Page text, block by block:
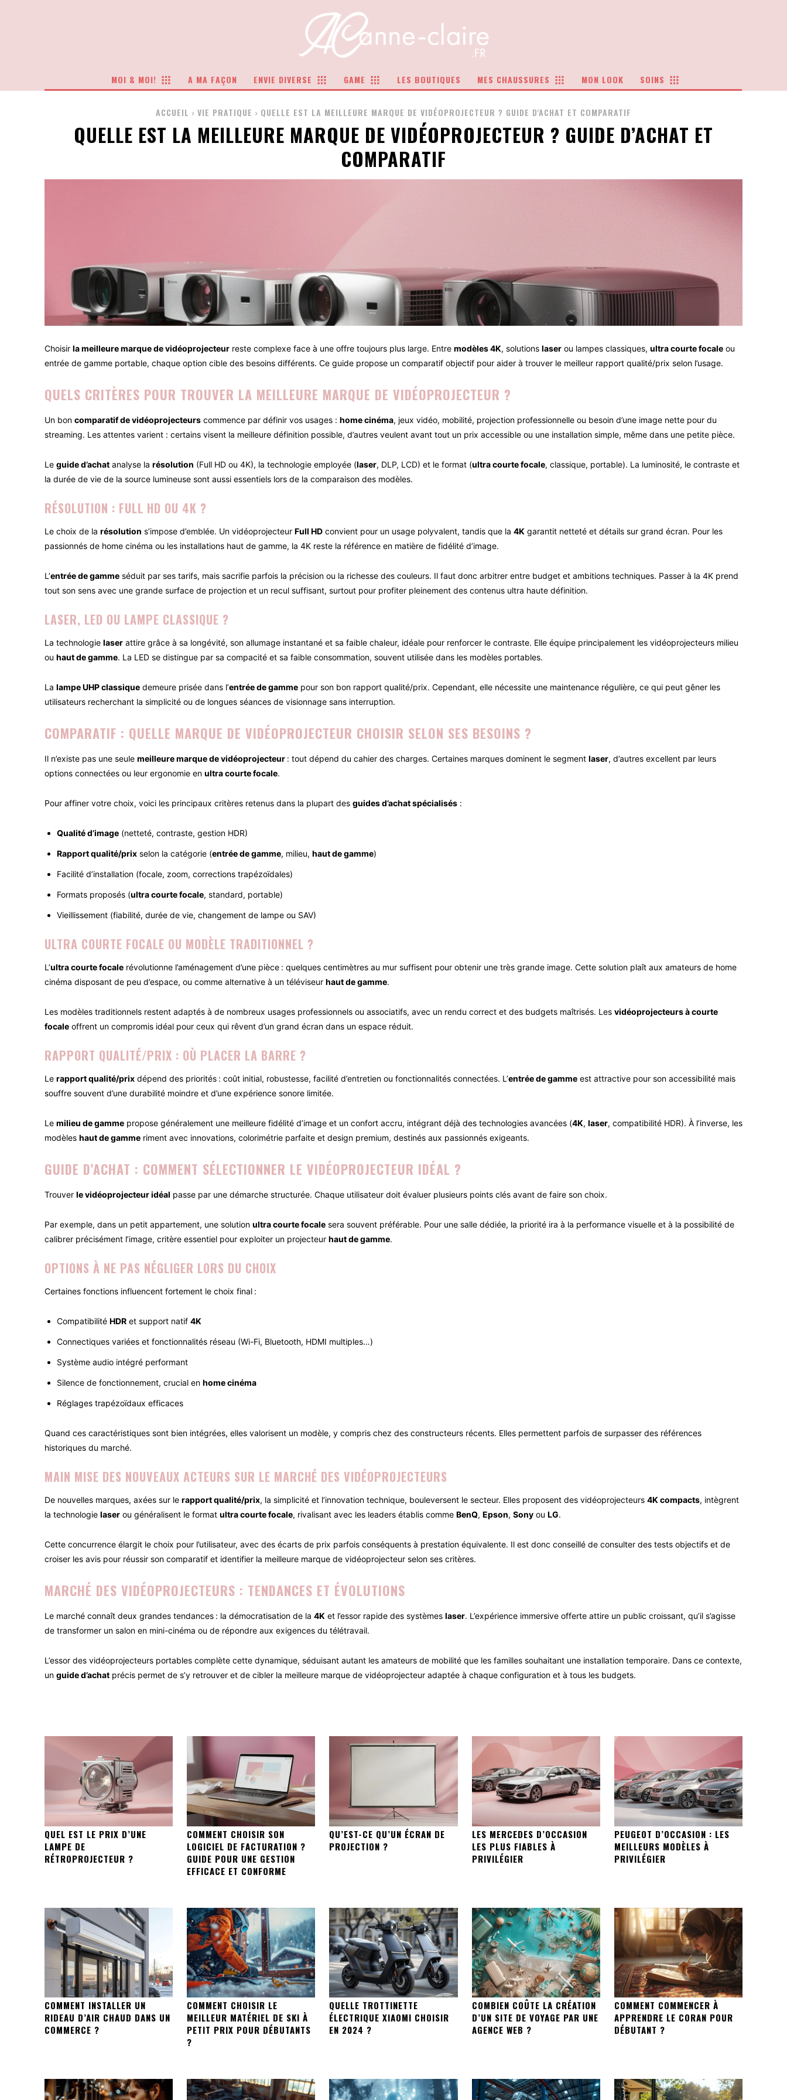
MOI & MOI! A MA FAÇON ENVIE DIVERSE GAME LES BOUTIQUES MES CHAUSSURES MON LOOK SOINS
ACCUEIL VIE PRATIQUE QUELLE EST LA MEILLEURE MARQUE DE VIDÉOPROJECTEUR ? GUIDE D'ACHAT ET COMPARATIF
QUELLE EST LA MEILLEURE MARQUE DE VIDÉOPROJECTEUR ? GUIDE D’ACHAT ET
COMPARATIF
Choisir la meilleure marque de vidéoprojecteur reste complexe face à une offre toujours plus large. Entre modèles 4K, solutions laser ou lampes classiques, ultra courte focale ou
entrée de gamme portable, chaque option cible des besoins différents. Ce guide propose un comparatif objectif pour aider à trouver le meilleur rapport qualité/prix selon l’usage.
QUELS CRITÈRES POUR TROUVER LA MEILLEURE MARQUE DE VIDÉOPROJECTEUR ?
Un bon comparatif de vidéoprojecteurs commence par définir vos usages : home cinéma, jeux vidéo, mobilité, projection professionnelle ou besoin d’une image nette pour du
streaming. Les attentes varient : certains visent la meilleure définition possible, d’autres veulent avant tout un prix accessible ou une installation simple, même dans une petite pièce.
Le guide d’achat analyse la résolution (Full HD ou 4K), la technologie employée (laser, DLP, LCD) et le format (ultra courte focale, classique, portable). La luminosité, le contraste et
la durée de vie de la source lumineuse sont aussi essentiels lors de la comparaison des modèles.
RÉSOLUTION : FULL HD OU 4K ?
Le choix de la résolution s’impose d’emblée. Un vidéoprojecteur Full HD convient pour un usage polyvalent, tandis que la 4K garantit netteté et détails sur grand écran. Pour les
passionnés de home cinéma ou les installations haut de gamme, la 4K reste la référence en matière de fidélité d’image.
L’entrée de gamme séduit par ses tarifs, mais sacrifie parfois la précision ou la richesse des couleurs. Il faut donc arbitrer entre budget et ambitions techniques. Passer à la 4K prend
tout son sens avec une grande surface de projection et un recul suffisant, surtout pour profiter pleinement des contenus ultra haute définition.
LASER, LED OU LAMPE CLASSIQUE ?
La technologie laser attire grâce à sa longévité, son allumage instantané et sa faible chaleur, idéale pour renforcer le contraste. Elle équipe principalement les vidéoprojecteurs milieu
ou haut de gamme. La LED se distingue par sa compacité et sa faible consommation, souvent utilisée dans les modèles portables.
La lampe UHP classique demeure prisée dans l’entrée de gamme pour son bon rapport qualité/prix. Cependant, elle nécessite une maintenance régulière, ce qui peut gêner les
utilisateurs recherchant la simplicité ou de longues séances de visionnage sans interruption.
COMPARATIF : QUELLE MARQUE DE VIDÉOPROJECTEUR CHOISIR SELON SES BESOINS ?
Il n’existe pas une seule meilleure marque de vidéoprojecteur : tout dépend du cahier des charges. Certaines marques dominent le segment laser, d’autres excellent par leurs
options connectées ou leur ergonomie en ultra courte focale.
Pour affiner votre choix, voici les principaux critères retenus dans la plupart des guides d’achat spécialisés :
Qualité d’image (netteté, contraste, gestion HDR)
Rapport qualité/prix selon la catégorie (entrée de gamme, milieu, haut de gamme)
Facilité d’installation (focale, zoom, corrections trapézoïdales)
Formats proposés (ultra courte focale, standard, portable)
Vieillissement (fiabilité, durée de vie, changement de lampe ou SAV)
ULTRA COURTE FOCALE OU MODÈLE TRADITIONNEL ?
L’ultra courte focale révolutionne l’aménagement d’une pièce : quelques centimètres au mur suffisent pour obtenir une très grande image. Cette solution plaît aux amateurs de home
cinéma disposant de peu d’espace, ou comme alternative à un téléviseur haut de gamme.
Les modèles traditionnels restent adaptés à de nombreux usages professionnels ou associatifs, avec un rendu correct et des budgets maîtrisés. Les vidéoprojecteurs à courte
focale offrent un compromis idéal pour ceux qui rêvent d’un grand écran dans un espace réduit.
RAPPORT QUALITÉ/PRIX : OÙ PLACER LA BARRE ?
Le rapport qualité/prix dépend des priorités : coût initial, robustesse, facilité d’entretien ou fonctionnalités connectées. L’entrée de gamme est attractive pour son accessibilité mais
souffre souvent d’une durabilité moindre et d’une expérience sonore limitée.
Le milieu de gamme propose généralement une meilleure fidélité d’image et un confort accru, intégrant déjà des technologies avancées (4K, laser, compatibilité HDR). À l’inverse, les
modèles haut de gamme riment avec innovations, colorimétrie parfaite et design premium, destinés aux passionnés exigeants.
GUIDE D’ACHAT : COMMENT SÉLECTIONNER LE VIDÉOPROJECTEUR IDÉAL ?
Trouver le vidéoprojecteur idéal passe par une démarche structurée. Chaque utilisateur doit évaluer plusieurs points clés avant de faire son choix.
Par exemple, dans un petit appartement, une solution ultra courte focale sera souvent préférable. Pour une salle dédiée, la priorité ira à la performance visuelle et à la possibilité de
calibrer précisément l’image, critère essentiel pour exploiter un projecteur haut de gamme.
OPTIONS À NE PAS NÉGLIGER LORS DU CHOIX
Certaines fonctions influencent fortement le choix final :
Compatibilité HDR et support natif 4K
Connectiques variées et fonctionnalités réseau (Wi-Fi, Bluetooth, HDMI multiples…)
Système audio intégré performant
Silence de fonctionnement, crucial en home cinéma
Réglages trapézoïdaux efficaces
Quand ces caractéristiques sont bien intégrées, elles valorisent un modèle, y compris chez des constructeurs récents. Elles permettent parfois de surpasser des références
historiques du marché.
MAIN MISE DES NOUVEAUX ACTEURS SUR LE MARCHÉ DES VIDÉOPROJECTEURS
De nouvelles marques, axées sur le rapport qualité/prix, la simplicité et l’innovation technique, bouleversent le secteur. Elles proposent des vidéoprojecteurs 4K compacts, intègrent
la technologie laser ou généralisent le format ultra courte focale, rivalisant avec les leaders établis comme BenQ, Epson, Sony ou LG.
Cette concurrence élargit le choix pour l’utilisateur, avec des écarts de prix parfois conséquents à prestation équivalente. Il est donc conseillé de consulter des tests objectifs et de
croiser les avis pour réussir son comparatif et identifier la meilleure marque de vidéoprojecteur selon ses critères.
MARCHÉ DES VIDÉOPROJECTEURS : TENDANCES ET ÉVOLUTIONS
Le marché connaît deux grandes tendances : la démocratisation de la 4K et l’essor rapide des systèmes laser. L’expérience immersive offerte attire un public croissant, qu’il s’agisse
de transformer un salon en mini-cinéma ou de répondre aux exigences du télétravail.
L’essor des vidéoprojecteurs portables complète cette dynamique, séduisant autant les amateurs de mobilité que les familles souhaitant une installation temporaire. Dans ce contexte,
un guide d’achat précis permet de s’y retrouver et de cibler la meilleure marque de vidéoprojecteur adaptée à chaque configuration et à tous les budgets.
QUEL EST LE PRIX D’UNE
LAMPE DE
RÉTROPROJECTEUR ?
COMMENT CHOISIR SON
LOGICIEL DE FACTURATION ?
GUIDE POUR UNE GESTION
EFFICACE ET CONFORME
QU’EST-CE QU’UN ÉCRAN DE
PROJECTION ?
LES MERCEDES D’OCCASION
LES PLUS FIABLES À
PRIVILÉGIER
PEUGEOT D’OCCASION : LES
MEILLEURS MODÈLES À
PRIVILÉGIER
COMMENT INSTALLER UN
RIDEAU D’AIR CHAUD DANS UN
COMMERCE ?
COMMENT CHOISIR LE
MEILLEUR MATÉRIEL DE SKI À
PETIT PRIX POUR DÉBUTANTS
?
QUELLE TROTTINETTE
ÉLECTRIQUE XIAOMI CHOISIR
EN 2024 ?
COMBIEN COÛTE LA CRÉATION
D’UN SITE DE VOYAGE PAR UNE
AGENCE WEB ?
COMMENT COMMENCER À
APPRENDRE LE CORAN POUR
DÉBUTANT ?